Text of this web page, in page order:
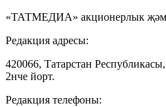
«ТАТМЕДИА» акционерлык
Редакция адресы:
420066, Татарстан
2нче йорт.
Редакция телефоны: